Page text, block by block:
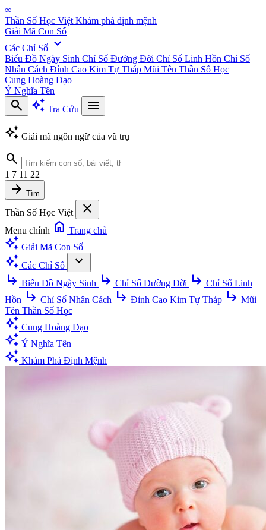
∞
Thần Số Học Việt Khám phá định mệnh
Giải Mã Con Số
Các Chỉ Số expand_more
Biểu Đồ Ngày Sinh Chỉ Số Đường Đời Chỉ Số Linh Hồn Chỉ Số
Nhân Cách Đỉnh Cao Kim Tự Tháp Mũi Tên Thần Số Học
Cung Hoàng Đạo
Ý Nghĩa Tên
search auto_awesome Tra Cứu
menu
auto_awesome Giải mã ngôn ngữ của vũ trụ
search
1 7 11 22
arrow_forward Tìm
Thần Số Học Việt close
Menu chính home Trang chủ
auto_awesome Giải Mã Con Số
auto_awesome Các Chỉ Số
expand_more
subdirectory_arrow_right Biểu Đồ Ngày Sinh subdirectory_arrow_right Chỉ Số Đường Đời subdirectory_arrow_right Chỉ Số Linh
Hồn subdirectory_arrow_right Chỉ Số Nhân Cách subdirectory_arrow_right Đỉnh Cao Kim Tự Tháp subdirectory_arrow_right Mũi
Tên Thần Số Học
auto_awesome Cung Hoàng Đạo
auto_awesome Ý Nghĩa Tên
auto_awesome Khám Phá Định Mệnh